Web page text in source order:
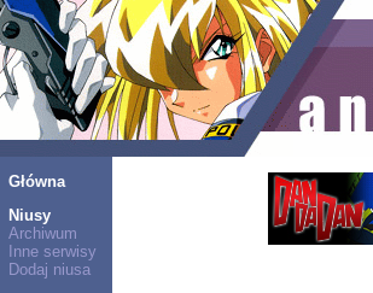
Główna
Niusy
Archiwum
Inne serwisy
Dodaj niusa